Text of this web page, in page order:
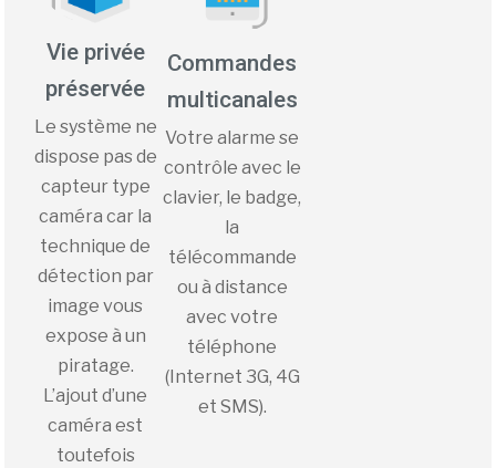
Vie privée
préservée
Le système ne
dispose pas de
capteur type
caméra car la
technique de
détection par
image vous
expose à un
piratage.
L’ajout d’une
caméra est
toutefois
Commandes
multicanales
Votre alarme se
contrôle avec le
clavier, le badge,
la
télécommande
ou à distance
avec votre
téléphone
(Internet 3G, 4G
et SMS).